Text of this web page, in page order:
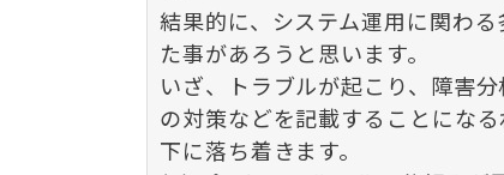
結果的に、システム運用に関わ
た事があろうと思います。
いざ、トラブルが起こり、障害
の対策などを記載することにな
下に落ち着きます。